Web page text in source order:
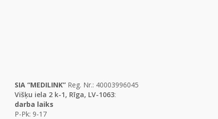
SIA “MEDILINK” Reg. Nr.: 40003996045
Višķu iela 2 k-1, Rīga, LV-1063:
darba laiks
P-Pk: 9-17